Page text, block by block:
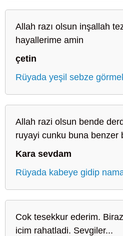
Allah razı olsun inşallah
hayallerime amin
çetin
Rüyada yeşil sebze
Allah razi olsun bende
ruyayi cunku buna benzer
Kara sevdam
Rüyada kabeye gidip
Cok tesekkur ederim.
icim rahatladi. Sevgiler...